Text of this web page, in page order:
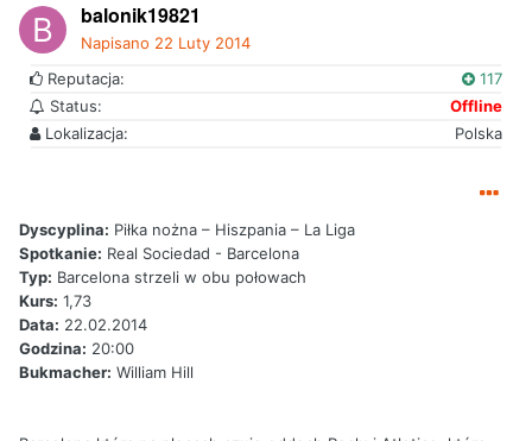
balonik19821
Napisano 22 Luty 2014
Reputacja:
117
Status:
Offline
Lokalizacja:
Polska
Dyscyplina: Piłka nożna – Hiszpania – La Liga
Spotkanie: Real Sociedad - Barcelona
Typ: Barcelona strzeli w obu połowach
Kurs: 1,73
Data: 22.02.2014
Godzina: 20:00
Bukmacher: William Hill